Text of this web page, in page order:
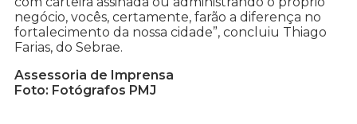
negócio, vocês, certamente, farão a diferença no
fortalecimento da nossa cidade”, concluiu Thiago
Farias, do Sebrae.
Assessoria de Imprensa
Foto: Fotógrafos PMJ